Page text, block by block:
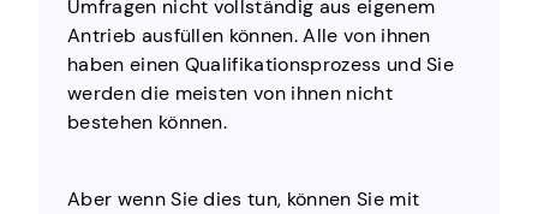
Umfragen nicht vollständig aus eigenem
Antrieb ausfüllen können. Alle von ihnen
haben einen Qualifikationsprozess und Sie
werden die meisten von ihnen nicht
bestehen können.
Aber wenn Sie dies tun, können Sie mit